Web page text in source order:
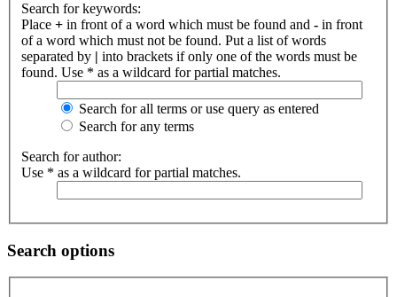
Search for keywords:
Place + in front of a word which must be found and - in front
of a word which must not be found. Put a list of words
separated by | into brackets if only one of the words must be
found. Use * as a wildcard for partial matches.
Search for all terms or use query as entered
Search for any terms
Search for author:
Use * as a wildcard for partial matches.
Search options